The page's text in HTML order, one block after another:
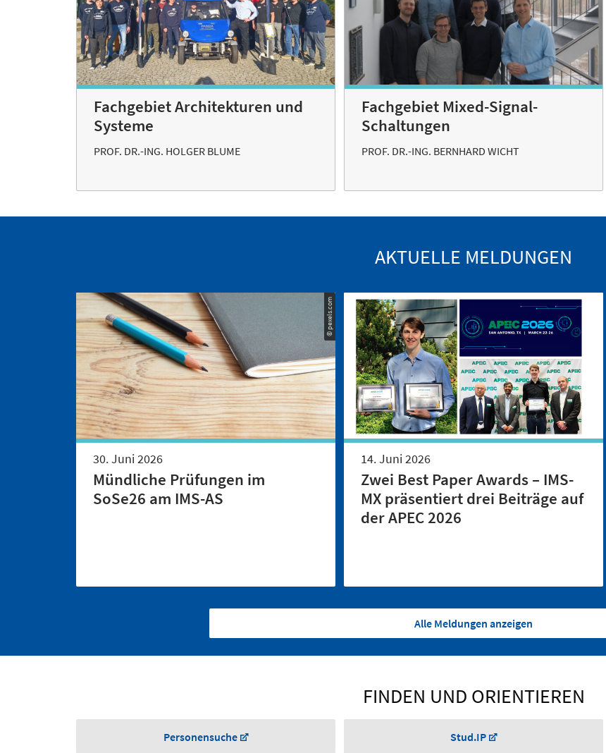
Fachgebiet Architekturen und
Systeme
PROF. DR.-ING. HOLGER BLUME
Fachgebiet Mixed-Signal-
Schaltungen
PROF. DR.-ING. BERNHARD WICHT
AKTUELLE MELDUNGEN
© pexels.com
30. Juni 2026
Mündliche Prüfungen im
SoSe26 am IMS-AS
14. Juni 2026
Zwei Best Paper Awards – IMS-
MX präsentiert drei Beiträge auf
der APEC 2026
Alle Meldungen anzeigen
FINDEN UND ORIENTIEREN
Personensuche Stud.IP